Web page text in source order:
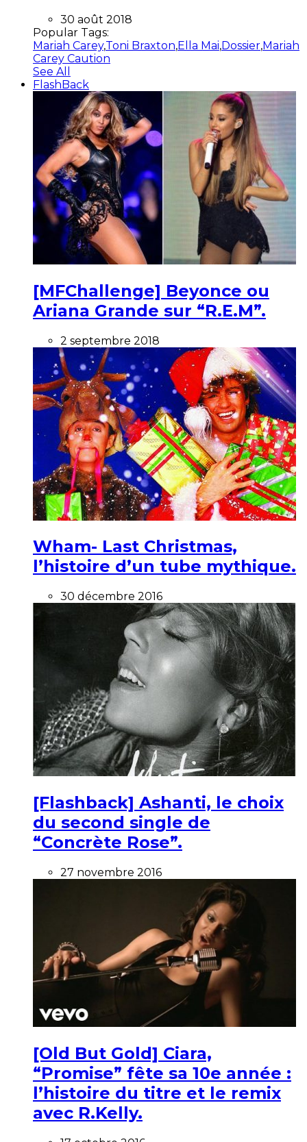
30 août 2018
Popular Tags:
Mariah Carey,Toni Braxton,Ella Mai,Dossier,Mariah
Carey Caution
See All
FlashBack
[MFChallenge] Beyonce ou
Ariana Grande sur “R.E.M”.
2 septembre 2018
Wham- Last Christmas,
l’histoire d’un tube mythique.
30 décembre 2016
[Flashback] Ashanti, le choix
du second single de
“Concrète Rose”.
27 novembre 2016
[Old But Gold] Ciara,
“Promise” fête sa 10e année :
l’histoire du titre et le remix
avec R.Kelly.